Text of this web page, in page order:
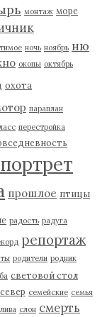
монтаж море
ночь ноябрь ню
окопы октябрь
охота
параплан
перестройка
портрет
прошлое птицы
радость радуга
репортаж
родители родник
световой стол
север семейские семья
слон смерть